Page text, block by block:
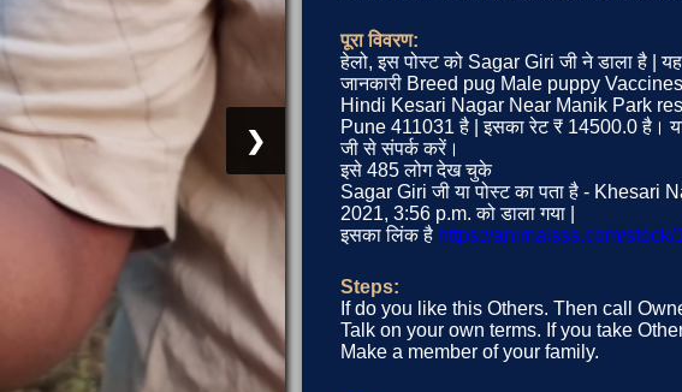
❯
पूरा विवरण:
हेलो, इस पोस्ट को Sagar Giri जी ने डाला है |
जानकारी Breed pug Male puppy
Hindi Kesari Nagar Near Manik Park
Pune 411031 है | इसका रेट ₹ 14500.0 है।
जी से संपर्क करें।
इसे 485 लोग देख चुके
Sagar Giri जी या पोस्ट का पता है - Khesari
2021, 3:56 p.m. को डाला गया |
इसका लिंक है https://animalsss.com/stock/
Steps:
If do you like this Others. Then call
Talk on your own terms. If you take
Make a member of your family.